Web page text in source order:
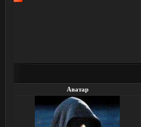
Аватар